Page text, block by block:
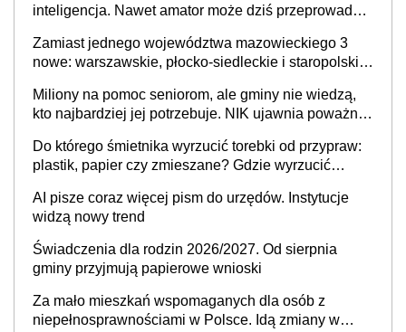
inteligencja. Nawet amator może dziś przeprowadzić
Zamiast jednego województwa mazowieckiego 3
nowe: warszawskie, płocko-siedleckie i staropolskie.
stołecznych
Miliony na pomoc seniorom, ale gminy nie wiedzą,
kto najbardziej jej potrzebuje. NIK ujawnia poważną
Do którego śmietnika wyrzucić torebki od przypraw:
plastik, papier czy zmieszane? Gdzie wyrzucić
AI pisze coraz więcej pism do urzędów. Instytucje
widzą nowy trend
Świadczenia dla rodzin 2026/2027. Od sierpnia
gminy przyjmują papierowe wnioski
Za mało mieszkań wspomaganych dla osób z
niepełnosprawnościami w Polsce. Idą zmiany w